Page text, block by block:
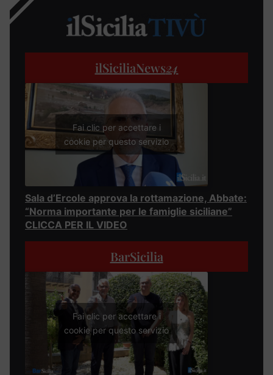
ilSiciliaNews24
Fai clic per accettare i
cookie per questo servizio
Sala d’Ercole approva la rottamazione, Abbate:
“Norma importante per le famiglie siciliane”
CLICCA PER IL VIDEO
BarSicilia
Fai clic per accettare i
cookie per questo servizio